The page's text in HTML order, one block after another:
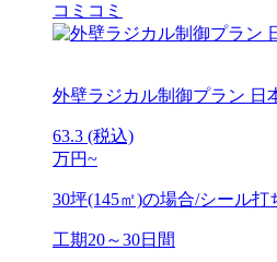
コミコミ
外壁ラジカル制御プラン 日
63.3 (税込)
万円~
30坪(145㎡)の場合/シール打
工期20～30日間